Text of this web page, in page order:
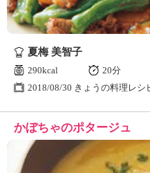
夏梅 美智子
290kcal
20分
2018/08/30 きょうの料理レシ
かぼちゃのポタージュ